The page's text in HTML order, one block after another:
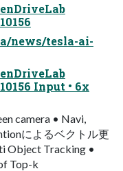
news/tesla-ai-
Input • 6x
camera • Navi,
によるベクトル更
Object Tracking •
Top-k